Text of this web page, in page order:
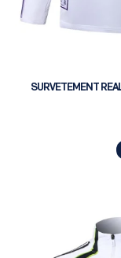
SURVETEMENT